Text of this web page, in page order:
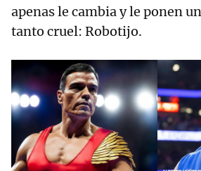
apenas le cambia y le ponen
tanto cruel: Robotijo.